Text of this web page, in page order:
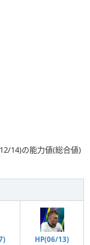
14)の能力値(総合値)
HP(06/13)